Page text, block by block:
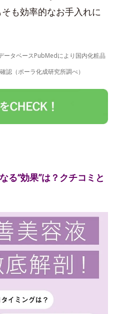
も効率的なお手入れに
タベースPubMedにより国内化粧品
認（ポーラ化成研究所調べ）
る“効果”は？クチコミと